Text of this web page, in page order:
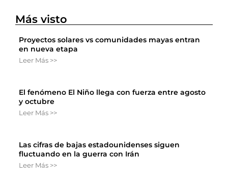
Más visto
Proyectos solares vs comunidades mayas entran
en nueva etapa
Leer Más >>
El fenómeno El Niño llega con fuerza entre agosto
y octubre
Leer Más >>
Las cifras de bajas estadounidenses siguen
fluctuando en la guerra con Irán
Leer Más >>